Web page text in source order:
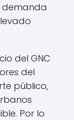
demanda
del GNC
del
público,
Por lo